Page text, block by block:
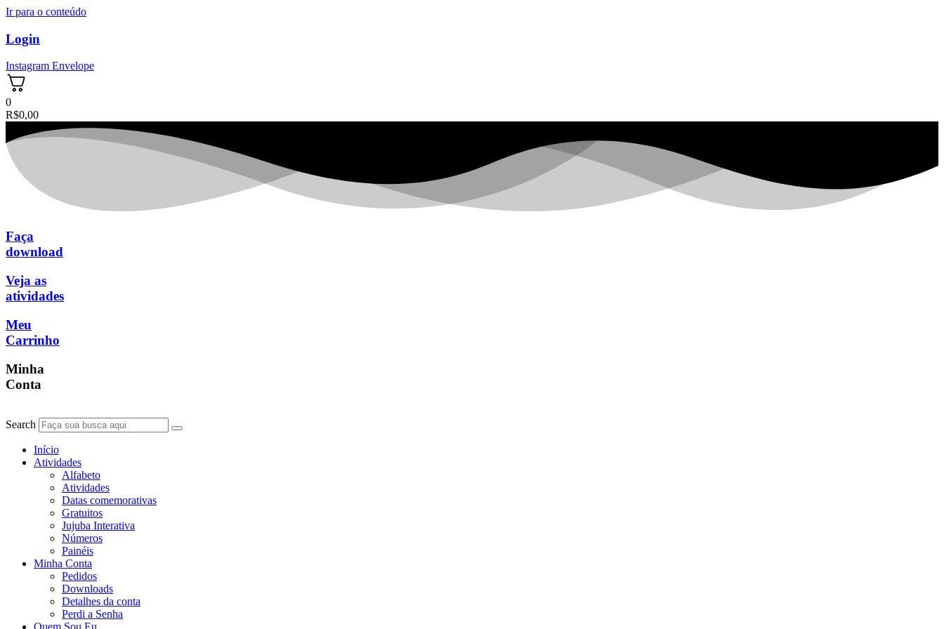
Ir para o conteúdo
Login
Instagram Envelope
0
R$0,00
Faça
download
Veja as
atividades
Meu
Carrinho
Minha
Conta
Search
Início
Atividades
Alfabeto
Atividades
Datas comemorativas
Gratuitos
Jujuba Interativa
Números
Painéis
Minha Conta
Pedidos
Downloads
Detalhes da conta
Perdi a Senha